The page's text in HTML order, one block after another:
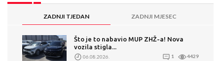
ZADNJI TJEDAN ZADNJI MJESEC
Što je to nabavio MUP ZHŽ-a! Nova
vozila stigla...
06.08.2026. 1 4429